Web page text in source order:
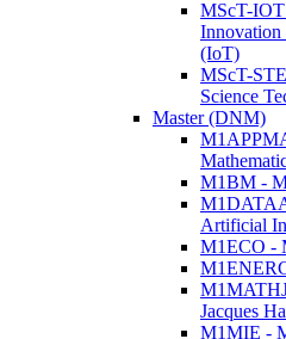
MScT-
Innovation
(IoT)
MScT-
Science
Master (DNM)
M1BM -
Artificial
M1ECO -
Jacques
M1MIE -